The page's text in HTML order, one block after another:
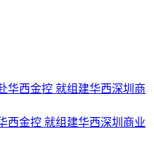
西金控 就组建华西深圳商业